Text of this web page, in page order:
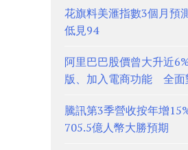
花旗料美滙指數3個月預
低見94
阿里巴巴股價曾大升近
版、加入電商功能 全面
騰訊第3季營收按年增
705.5億人幣大勝預期